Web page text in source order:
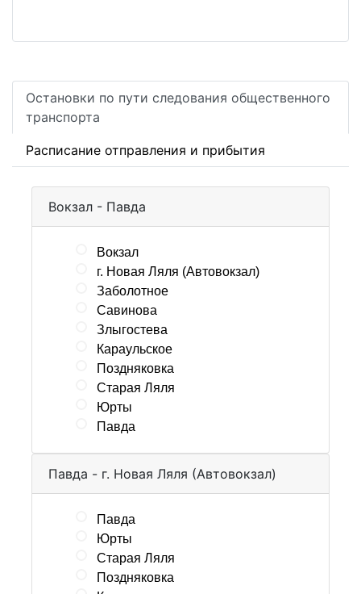
Остановки по пути следования общественного
транспорта
Расписание отправления и прибытия
Вокзал - Павда
Вокзал
г. Новая Ляля (Автовокзал)
Заболотное
Савинова
Злыгостева
Караульское
Поздняковка
Старая Ляля
Юрты
Павда
Павда - г. Новая Ляля (Автовокзал)
Павда
Юрты
Старая Ляля
Поздняковка